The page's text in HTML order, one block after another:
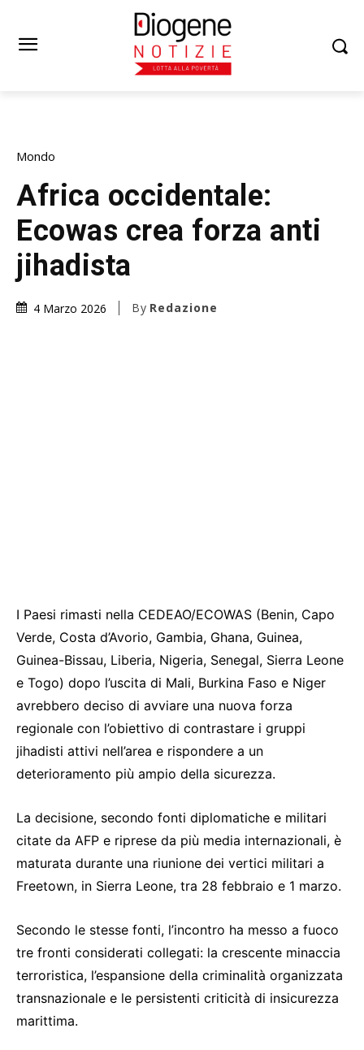
Mondo
Africa occidentale:
Ecowas crea forza anti
jihadista
4 Marzo 2026 By Redazione
I Paesi rimasti nella CEDEAO/ECOWAS (Benin, Capo
Verde, Costa d’Avorio, Gambia, Ghana, Guinea,
Guinea-Bissau, Liberia, Nigeria, Senegal, Sierra Leone
e Togo) dopo l’uscita di Mali, Burkina Faso e Niger
avrebbero deciso di avviare una nuova forza
regionale con l’obiettivo di contrastare i gruppi
jihadisti attivi nell’area e rispondere a un
deterioramento più ampio della sicurezza.
La decisione, secondo fonti diplomatiche e militari
citate da AFP e riprese da più media internazionali, è
maturata durante una riunione dei vertici militari a
Freetown, in Sierra Leone, tra 28 febbraio e 1 marzo.
Secondo le stesse fonti, l’incontro ha messo a fuoco
tre fronti considerati collegati: la crescente minaccia
terroristica, l’espansione della criminalità organizzata
transnazionale e le persistenti criticità di insicurezza
marittima.